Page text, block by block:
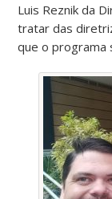
Luis Reznik da
tratar das
que o programa